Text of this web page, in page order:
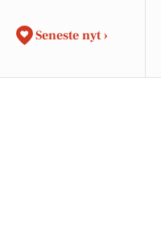
Seneste nyt ›